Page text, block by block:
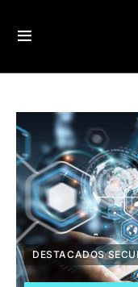
DESTACADOS